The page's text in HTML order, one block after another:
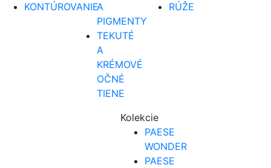
KONTÚROVANIEA
PIGMENTY
TEKUTÉ
A
KRÉMOVÉ
OČNÉ
TIENE
RÚŽE
Kolekcie
PAESE
WONDER
PAESE